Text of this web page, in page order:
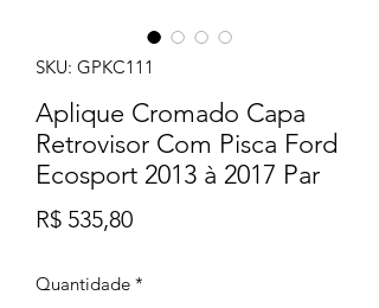
SKU: GPKC111
Aplique Cromado Capa
Retrovisor Com Pisca Ford
Ecosport 2013 à 2017 Par
R$ 535,80Preço
Quantidade *